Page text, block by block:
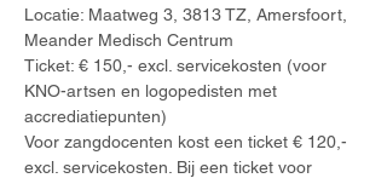
Locatie: Maatweg 3, 3813 TZ, Amersfoort,
Meander Medisch Centrum
Ticket: € 150,- excl. servicekosten (voor
KNO-artsen en logopedisten met
accrediatiepunten)
Voor zangdocenten kost een ticket € 120,-
excl. servicekosten. Bij een ticket voor